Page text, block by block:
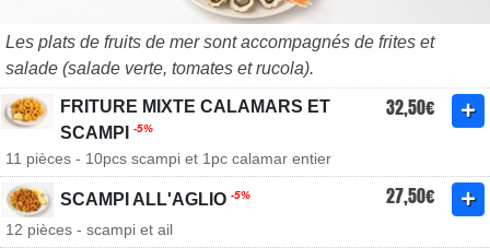
Les plats de fruits de mer sont accompagnés de frites et
salade (salade verte, tomates et rucola).
FRITURE MIXTE CALAMARS ET
SCAMPI
-5%
32,50€
11 pièces - 10pcs scampi et 1pc calamar entier
SCAMPI ALL'AGLIO -5% 27,50€
12 pièces - scampi et ail